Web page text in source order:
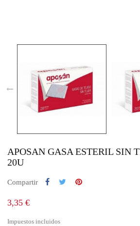
APOSAN GASA ESTERIL SIN
20U
Compartir
3,35 €
Impuestos incluidos